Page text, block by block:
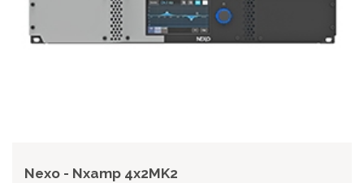
Nexo - Nxamp 4x2MK2